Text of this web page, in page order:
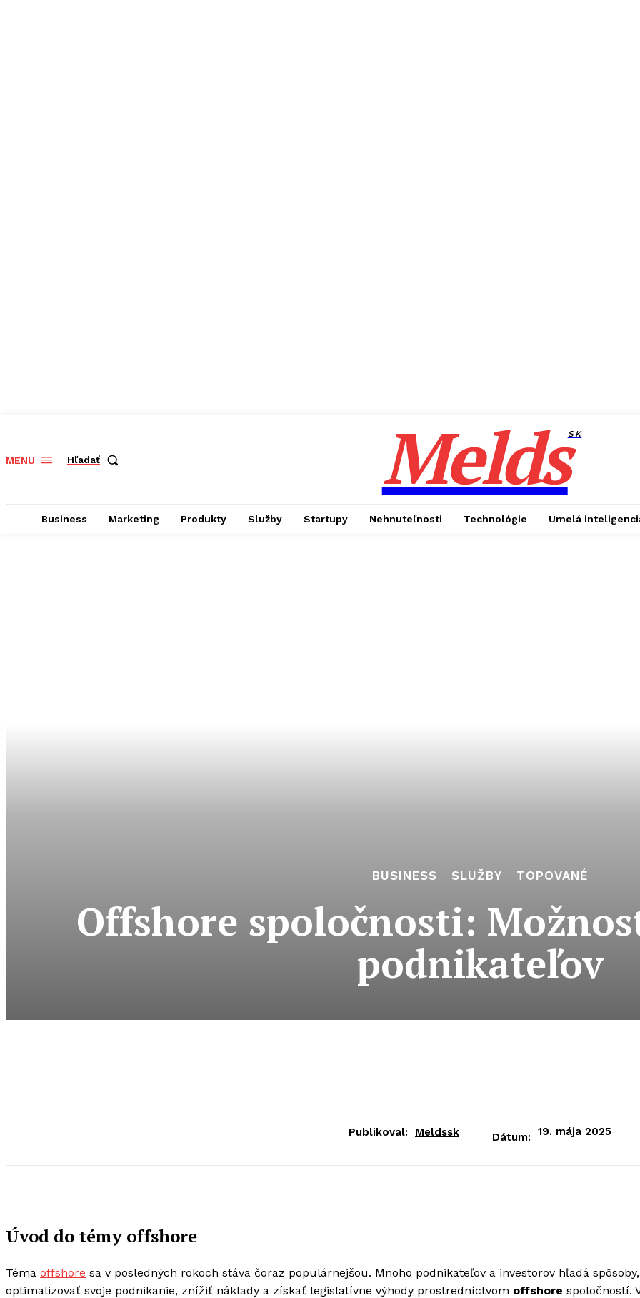
MENU Hľadať MeldsSK
Business Marketing Produkty Služby Startupy Nehnuteľnosti Technológie Umelá
BUSINESS SLUŽBY TOPOVANÉ
Offshore spoločnosti:
podnikateľov
Publikoval: Meldssk Dátum: 19. mája 2025
Úvod do témy offshore
Téma offshore sa v posledných rokoch stáva čoraz populárnejšou. Mnoho podnikateľov a investorov hľadá
optimalizovať svoje podnikanie, znížiť náklady a získať legislatívne výhody prostredníctvom offshore spoločností.